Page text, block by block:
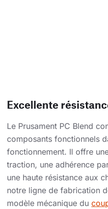
Excellente
Le Prusament PC Blend
composants fonctionnels
fonctionnement. Il offre
traction, une adhérence
une haute résistance aux
notre ligne de fabrication
modèle mécanique du